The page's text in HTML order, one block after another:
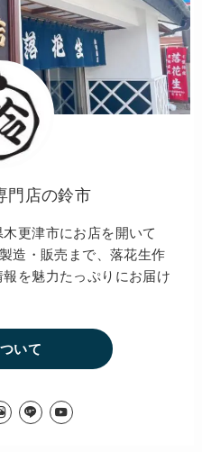
門店の鈴市
更津市にお店を開いて
造・販売まで、落花生作
を魅力たっぷりにお届け
いて